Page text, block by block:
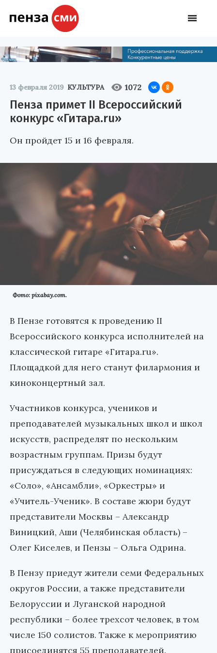
13 февраля 2019 КУЛЬТУРА 1072
Пенза примет II Всероссийский
конкурс «Гитара.ru»
Он пройдет 15 и 16 февраля.
Фото: pixabay.com.
В Пензе готовятся к проведению II
Всероссийского конкурса исполнителей на
классической гитаре «Гитара.ru».
Площадкой для него станут филармония и
киноконцертный зал.
Участников конкурса, учеников и
преподавателей музыкальных школ и школ
искусств, распределят по нескольким
возрастным группам. Призы будут
присуждаться в следующих номинациях:
«Соло», «Ансамбли», «Оркестры» и
«Учитель-Ученик». В составе жюри будут
представители Москвы – Александр
Виницкий, Аши (Челябинская область) –
Олег Киселев, и Пензы – Ольга Одрина.
В Пензу приедут жители семи Федеральных
округов России, а также представители
Белоруссии и Луганской народной
республики – более трехсот человек, в том
числе 150 солистов. Также к мероприятию
присоединятся 55 преподавателей.